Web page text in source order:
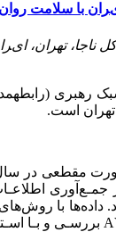
ﺑﺎ ﺳﻼﻣﺖ روان
ﻧﺎﺟﺎ، ﺗﻬﺮان،
تهران است.
ﻣﻘﻄﻌﯽ در
ﺟﻤـﻊآوری
. دادهﻫﺎ ﺑﺎ
A ﺑﺮرﺳـﯽ و ﺑـﺎ